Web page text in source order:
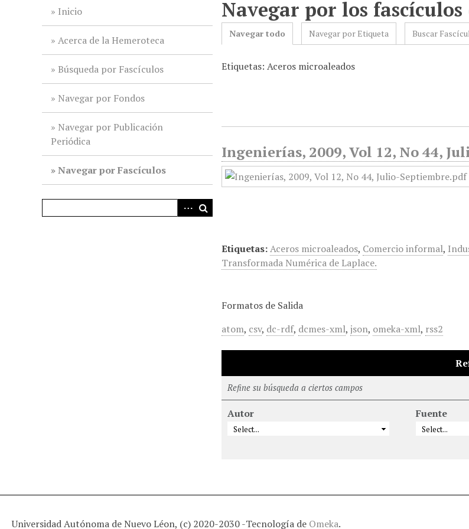
Inicio
Acerca de la Hemeroteca
Búsqueda por Fascículos
Navegar por Fondos
Navegar por Publicación
Periódica
Navegar por Fascículos
Navegar por los
Navegar todo Navegar por Etiqueta Buscar
Etiquetas: Aceros microaleados
Ingenierías, 2009, Vol 12, No 44,
Etiquetas:Aceros microaleados, Comercio informal,
Transformada Numérica de Laplace.
Formatos de Salida
atom, csv, dc-rdf, dcmes-xml,json, omeka-xml, rss2
Refine su búsqueda a ciertos campos
Autor Fuente
Universidad Autónoma de Nuevo Léon, (c) 2020-2030 -Tecnología de Omeka.